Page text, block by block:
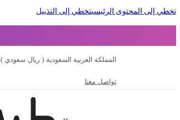
تخطي إلى المحتوى الرئيسيتخطي إلى التذييل
المملكة العربية السعودية ( ريال سعودي )
تواصل معنا